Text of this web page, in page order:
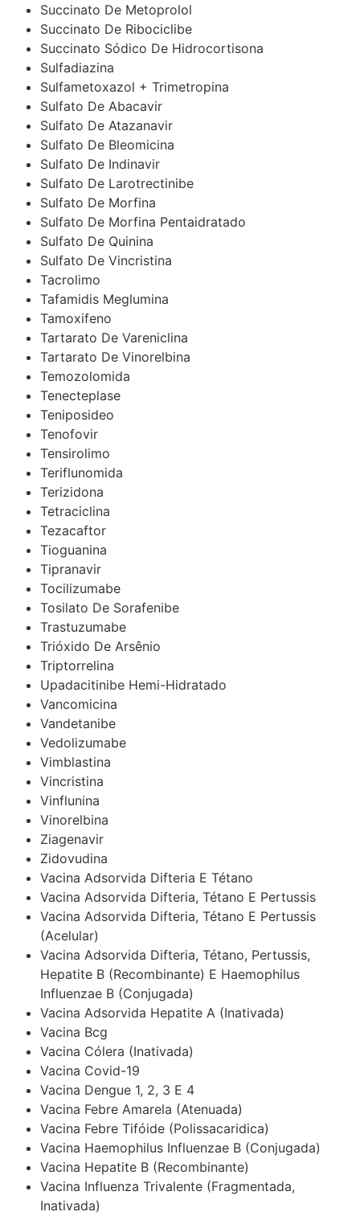
Succinato De Metoprolol
Succinato De Ribociclibe
Succinato Sódico De Hidrocortisona
Sulfadiazina
Sulfametoxazol + Trimetropina
Sulfato De Abacavir
Sulfato De Atazanavir
Sulfato De Bleomicina
Sulfato De Indinavir
Sulfato De Larotrectinibe
Sulfato De Morfina
Sulfato De Morfina Pentaidratado
Sulfato De Quinina
Sulfato De Vincristina
Tacrolimo
Tafamidis Meglumina
Tamoxifeno
Tartarato De Vareniclina
Tartarato De Vinorelbina
Temozolomida
Tenecteplase
Teniposideo
Tenofovir
Tensirolimo
Teriflunomida
Terizidona
Tetraciclina
Tezacaftor
Tioguanina
Tipranavir
Tocilizumabe
Tosilato De Sorafenibe
Trastuzumabe
Trióxido De Arsênio
Triptorrelina
Upadacitinibe Hemi-Hidratado
Vancomicina
Vandetanibe
Vedolizumabe
Vimblastina
Vincristina
Vinflunina
Vinorelbina
Ziagenavir
Zidovudina
Vacina Adsorvida Difteria E Tétano
Vacina Adsorvida Difteria, Tétano E Pertussis
Vacina Adsorvida Difteria, Tétano E Pertussis
(Acelular)
Vacina Adsorvida Difteria, Tétano, Pertussis,
Hepatite B (Recombinante) E Haemophilus
Influenzae B (Conjugada)
Vacina Adsorvida Hepatite A (Inativada)
Vacina Bcg
Vacina Cólera (Inativada)
Vacina Covid-19
Vacina Dengue 1, 2, 3 E 4
Vacina Febre Amarela (Atenuada)
Vacina Febre Tifóide (Polissacaridica)
Vacina Haemophilus Influenzae B (Conjugada)
Vacina Hepatite B (Recombinante)
Vacina Influenza Trivalente (Fragmentada,
Inativada)